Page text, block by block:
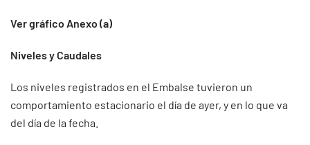
Ver gráfico Anexo (a)
Niveles y Caudales
Los niveles registrados en el Embalse tuvieron un
comportamiento estacionario el día de ayer, y en lo que va
del día de la fecha.